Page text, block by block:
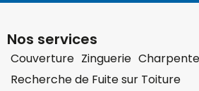
Nos services
Couverture Zinguerie
Recherche de Fuite sur Toiture